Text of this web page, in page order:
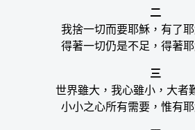
二
我捨一切而要耶穌，有了耶
得著一切仍是不足，得著耶
三
世界雖大，我心雖小，大者
小小之心所有需要，惟有耶